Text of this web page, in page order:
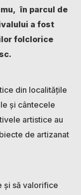
în parcul de
a fost
folclorice
din localitățile
și cântecele
artistice au
de artizanat
și să valorifice